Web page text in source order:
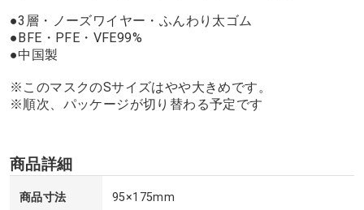
●3層・ノーズワイヤー・ふんわり太ゴム
●BFE・PFE・VFE99%
●中国製
※このマスクのSサイズはやや大きめです。
※順次、パッケージが切り替わる予定です
商品詳細
商品寸法 95×175mm